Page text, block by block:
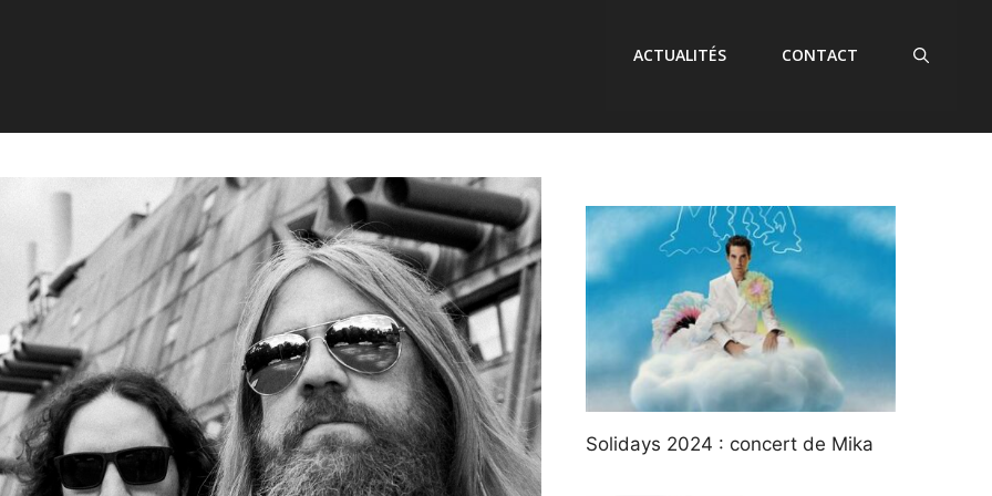
ACTUALITÉS CONTACT
Solidays 2024 : concert de Mika